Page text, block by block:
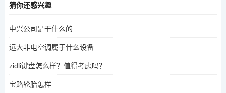
猜你还感兴趣
中兴公司是干什么的
远大非电空调属于什么设备
zidli键盘怎么样？值得考虑吗？
宝路轮胎怎样